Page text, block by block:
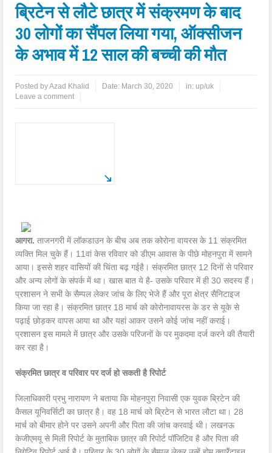
ब्रिटेन से लौटे छात्र में संक्रमण के बाद
30 लोगों का सैंपल लिया गया, ऑक्सीजन
के अभाव में 12 साल की बच्ची की मौत
Posted byAzad Khalid Date: March 30, 2020 in: up/uk
Leave a comment
आगरा. ताजनगरी में लॉकडाउन के बीच अब तक कोरोना वायरस के 11 संक्रमित
व्यक्ति मिल चुके हैं। 11वां केस रविवार को डीएम आवास के पीछे मोहनपुरा में सामने
आया। इससे शहर वासियों की चिंता बढ़ गईहै। संक्रमित छात्र 12 दिनों से परिवार
और अन्य लोगों के संपर्क में था। खास बात ये है- उसके परिवार में ही 30 सदस्य हैं।
प्रशासन ने सभी के सैम्पल लेकर जांच के लिए भेजे हैं और पूरा क्षेत्र सैनिटाइज
किया जा रहा है। संक्रमित छात्र 18 मार्च को कोरोनावायरस के डर से यूके से
पढ़ाई छोड़कर वापस आया था और यहां आकर उसने कोई जांच नहीं कराई।
प्रशासन इस मामले में छात्र और उसके परिजनों के पर मुकदमा दर्ज करने की तैयारी
कर रहा है।
संक्रमित छात्र व परिवार पर दर्ज हो सकती है रिपोर्ट
जिलाधिकारी प्रभु नारायण ने बताया कि मोहनपुरा निवासी एक युवक ब्रिटेन की
कैसल यूनिवर्सिटी का छात्र है। वह 18 मार्च को ब्रिटेन से भारत लौटा था। 28
मार्च को बीमार होने पर उसने अपनी और पिता की जांच करवाई थी। लखनऊ
केजीएमयू से मिली रिपोर्ट के मुताबिक छात्र की रिपोर्ट पॉजिटिव है और पिता की